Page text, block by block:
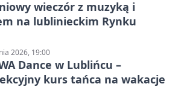
wieczór z muzyką i
na lublinieckim Rynku
2026, 19:00
Dance w Lublińcu –
kurs tańca na wakacje